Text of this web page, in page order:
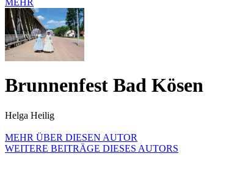
Brunnenfest Bad Kösen
Helga Heilig
MEHR ÜBER DIESEN AUTOR
WEITERE BEITRÄGE DIESES AUTORS